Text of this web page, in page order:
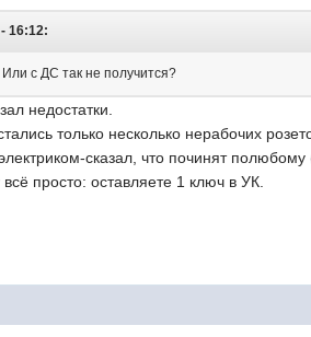
16:12:
Или с ДС так не получится?
недостатки.
только несколько нерабочих
сказал, что починят полюбому
просто: оставляете 1 ключ в УК.